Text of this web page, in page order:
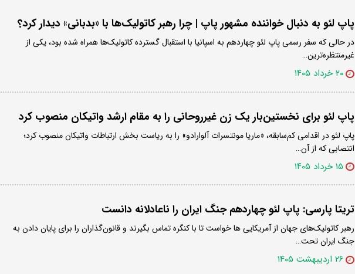
پاپ لئو به دنبال خواننده مشهور پاپ | چرا رهبر کاتولیک‌ها با «بدبانی» دیدار کرد؟
در حالی که سفر رسمی پاپ لئو چهاردهم به اسپانیا با استقبال گسترده کاتولیک‌ها همراه شده بود، یکی از
غیرمنتظره‌ترین…
۲۰ خرداد ۱۴۰۵
پاپ لئو برای نخستین‌بار یک زن غیرروحانی را به مقام ارشد واتیکان منصوب کرد
پاپ لئو در اقدامی کم‌سابقه، «ماریا مونتسرات آلوارادو» را به ریاست بخش ارتباطات واتیکان منصوب کرد؛
انتصابی که از آن…
۱۵ خرداد ۱۴۰۵
تریتا پارسی: پاپ لئو چهاردهم جنگ ایران را ناعادلانه دانست
رهبر کاتولیک‌های جهان از آمریکایی ها خواست تا با کنگره تماس بگیرند و قانون‌گذاران را برای پایان دادن به
جنگ ایران تحت…
۲۶ اردیبهشت ۱۴۰۵